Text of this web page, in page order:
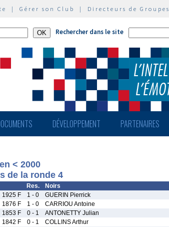
| Gérer son Club | Directeurs de Groupes
Rechercher dans le site
DÉVELOPPEMENT PARTENAIRES
< 2000
de la ronde 4
Res. Noirs
1925 F 1 - 0 GUERIN Pierrick
1876 F 1 - 0 CARRIOU Antoine
1853 F 0 - 1 ANTONETTY Julian
1842 F 0 - 1 COLLINS Arthur